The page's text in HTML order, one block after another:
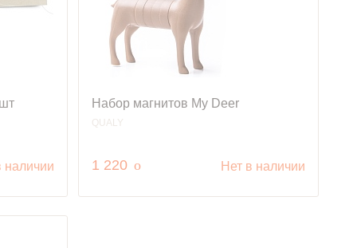
наличии
Набор магнитов My Deer
QUALY
1 220 руб.
o Нет в наличии